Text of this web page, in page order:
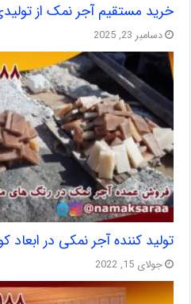
خرید مستقیم آجر نمک از
دسامبر 23, 2025
تولید کننده آجر نمکی در
جولای 15, 2022